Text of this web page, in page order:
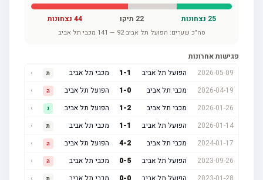
25נצחונות 22תיקו 44נצחונות
סה"כ שערים:הפועל תל אביב92
—
141 מכבי תל אביב
פגישות אחרונות
2026-05-09
הפועל תל אביב 1 מכבי תל אביב
2026-04-19
מכבי תל אביב 1- הפועל תל אביב
2026-01-26
מכבי תל אביב 1- הפועל תל אביב
2026-01-14
הפועל תל אביב 1 מכבי תל אביב
2024-01-17
מכבי תל אביב 4- הפועל תל אביב
2023-09-26
הפועל תל אביב 0- מכבי תל אביב